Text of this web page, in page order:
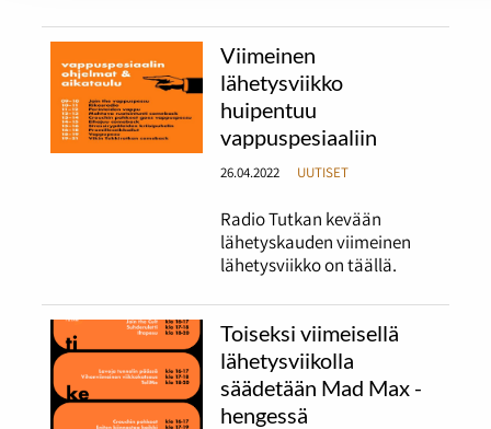
Viimeinen
lähetysviikko
huipentuu
vappuspesiaaliin
26.04.2022 UUTISET
Radio Tutkan kevään
lähetyskauden viimeinen
lähetysviikko on täällä.
Toiseksi viimeisellä
lähetysviikolla
säädetään Mad Max -
hengessä